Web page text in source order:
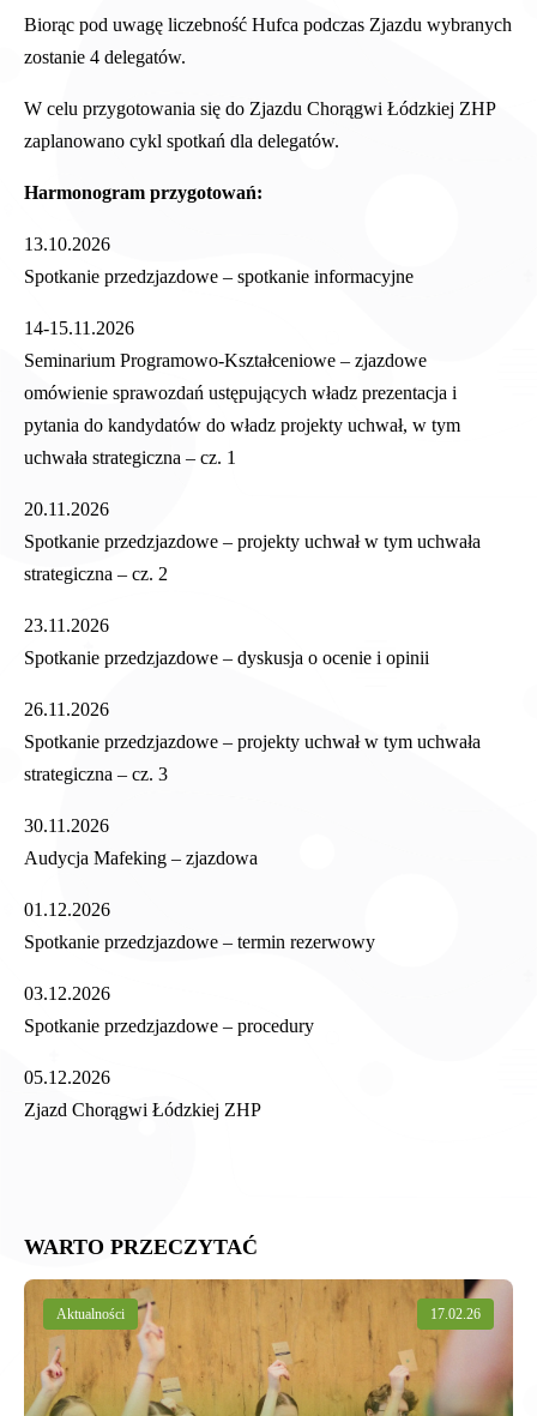
Biorąc pod uwagę liczebność Hufca podczas Zjazdu wybranych
zostanie 4 delegatów.
W celu przygotowania się do Zjazdu Chorągwi Łódzkiej ZHP
zaplanowano cykl spotkań dla delegatów.
Harmonogram przygotowań:
13.10.2026
Spotkanie przedzjazdowe – spotkanie informacyjne
14-15.11.2026
Seminarium Programowo-Kształceniowe – zjazdowe
omówienie sprawozdań ustępujących władz prezentacja i
pytania do kandydatów do władz projekty uchwał, w tym
uchwała strategiczna – cz. 1
20.11.2026
Spotkanie przedzjazdowe – projekty uchwał w tym uchwała
strategiczna – cz. 2
23.11.2026
Spotkanie przedzjazdowe – dyskusja o ocenie i opinii
26.11.2026
Spotkanie przedzjazdowe – projekty uchwał w tym uchwała
strategiczna – cz. 3
30.11.2026
Audycja Mafeking – zjazdowa
01.12.2026
Spotkanie przedzjazdowe – termin rezerwowy
03.12.2026
Spotkanie przedzjazdowe – procedury
05.12.2026
Zjazd Chorągwi Łódzkiej ZHP
WARTO PRZECZYTAĆ
Aktualności 17.02.26